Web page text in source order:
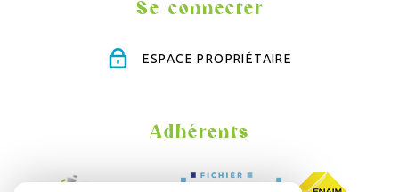
Se connecter
ESPACE PROPRIÉTAIRE
Adhérents